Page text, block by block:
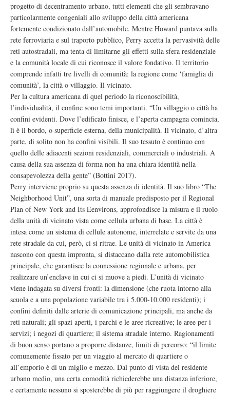
progetto di decentramento urbano, tutti elementi che gli sembravano
particolarmente congeniali allo sviluppo della città americana
fortemente condizionato dall’automobile. Mentre Howard puntava sulla
rete ferroviaria e sul traporto pubblico, Perry accetta la pervasività delle
reti autostradali, ma tenta di limitarne gli effetti sulla sfera residenziale
e la comunità locale di cui riconosce il valore fondativo. Il territorio
comprende infatti tre livelli di comunità: la regione come ‘famiglia di
comunità’, la città o villaggio. Il vicinato.
Per la cultura americana di quel periodo la riconoscibilità,
l’individualità, il confine sono temi importanti. “Un villaggio o città ha
confini evidenti. Dove l’edificato finisce, e l’aperta campagna comincia,
lì è il bordo, o superficie esterna, della municipalità. Il vicinato, d’altra
parte, di solito non ha confini visibili. Il suo tessuto è continuo con
quello delle adiacenti sezioni residenziali, commerciali o industriali. A
causa della sua assenza di forma non ha una chiara identità nella
consapevolezza della gente” (Bottini 2017).
Perry interviene proprio su questa assenza di identità. Il suo libro “The
Neighborhood Unit”, una sorta di manuale predisposto per il Regional
Plan of New York and Its Eenvirons, approfondisce la misura e il ruolo
della unità di vicinato vista come cellula urbana di base. La città è
intesa come un sistema di cellule autonome, interrelate e servite da una
rete stradale da cui, però, ci si ritrae. Le unità di vicinato in America
nascono con questa impronta, si distaccano dalla rete automobilistica
principale, che garantisce la connessione regionale e urbana, per
realizzare un’enclave in cui ci si muove a piedi. L’unità di vicinato
viene indagata su diversi fronti: la dimensione (che ruota intorno alla
scuola e a una popolazione variabile tra i 5.000-10.000 residenti); i
confini definiti dalle arterie di comunicazione principali, ma anche da
reti naturali; gli spazi aperti, i parchi e le aree ricreative; le aree per i
servizi; i negozi di quartiere; il sistema stradale interno. Ragionamenti
di buon senso portano a proporre distanze, limiti di percorso: “il limite
comunemente fissato per un viaggio al mercato di quartiere o
all’emporio è di un miglio e mezzo. Dal punto di vista del residente
urbano medio, una certa comodità richiederebbe una distanza inferiore,
e certamente nessuno si sposterebbe di più per raggiungere il droghiere